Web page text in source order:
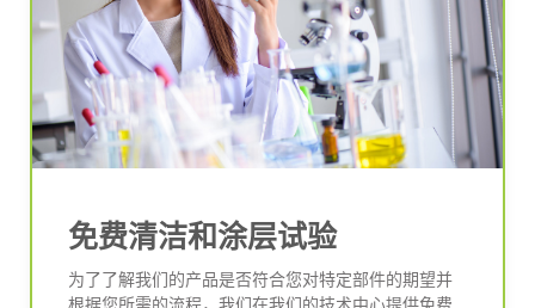
免费清洁和涂层试验
为了了解我们的产品是否符合您对特定部件的期望并
根据您所需的流程，我们在我们的技术中心提供免费